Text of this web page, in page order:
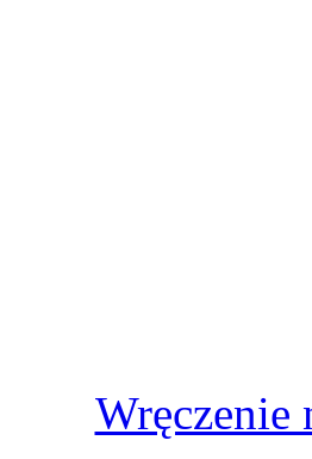
Wręczenie